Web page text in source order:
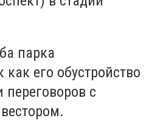
парка
его обустройство
переговоров с